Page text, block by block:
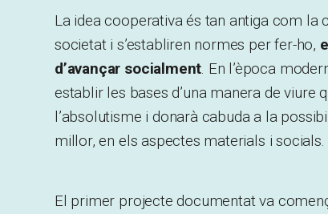
La idea cooperativa és tan antiga com la
societat i s’establiren normes per fer-ho,
d’avançar socialment. En l’època
establir les bases d’una manera de viure
l’absolutisme i donarà cabuda a la
millor, en els aspectes materials i socials.
El primer projecte documentat va